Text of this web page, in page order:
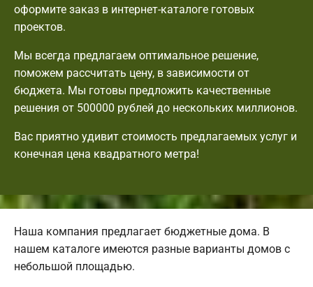
оформите заказ в интернет-каталоге готовых
проектов.
Мы всегда предлагаем оптимальное решение,
поможем рассчитать цену, в зависимости от
бюджета. Мы готовы предложить качественные
решения от 500000 рублей до нескольких миллионов.
Вас приятно удивит стоимость предлагаемых услуг и
конечная цена квадратного метра!
Наша компания предлагает бюджетные дома. В
нашем каталоге имеются разные варианты домов с
небольшой площадью.